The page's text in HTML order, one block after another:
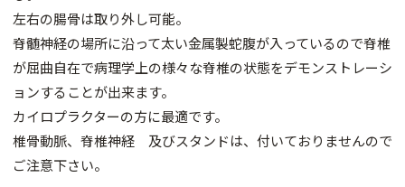
左右の腸骨は取り外し可能。
脊髄神経の場所に沿って太い金属製蛇腹が入っているので脊椎
が屈曲自在で病理学上の様々な脊椎の状態をデモンストレーシ
ョンすることが出来ます。
カイロプラクターの方に最適です。
椎骨動脈、脊椎神経 及びスタンドは、付いておりませんので
ご注意下さい。